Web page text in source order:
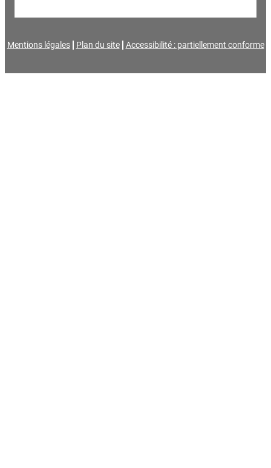
Mentions légales Plan du site Accessibilité : partiellement conforme